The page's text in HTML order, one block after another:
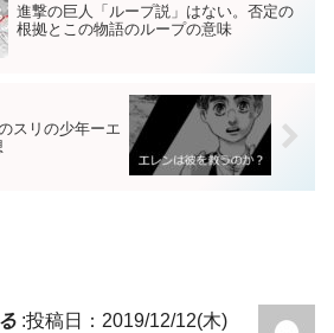
進撃の巨人「ループ説」はない。否定の
根拠とこの物語のループの意味
スリの少年ーエ
:投稿日：2019/12/12(木)